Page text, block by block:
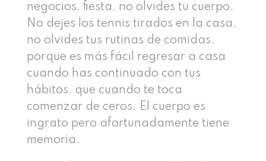
negocios, fiesta, no olvides tu cuerpo.
No dejes los tennis tirados en la casa,
no olvides tus rutinas de comidas,
porque es más fácil regresar a casa
cuando has continuado con tus
hábitos, que cuando te toca
comenzar de ceros. El cuerpo es
ingrato pero afortunadamente tiene
memoria.